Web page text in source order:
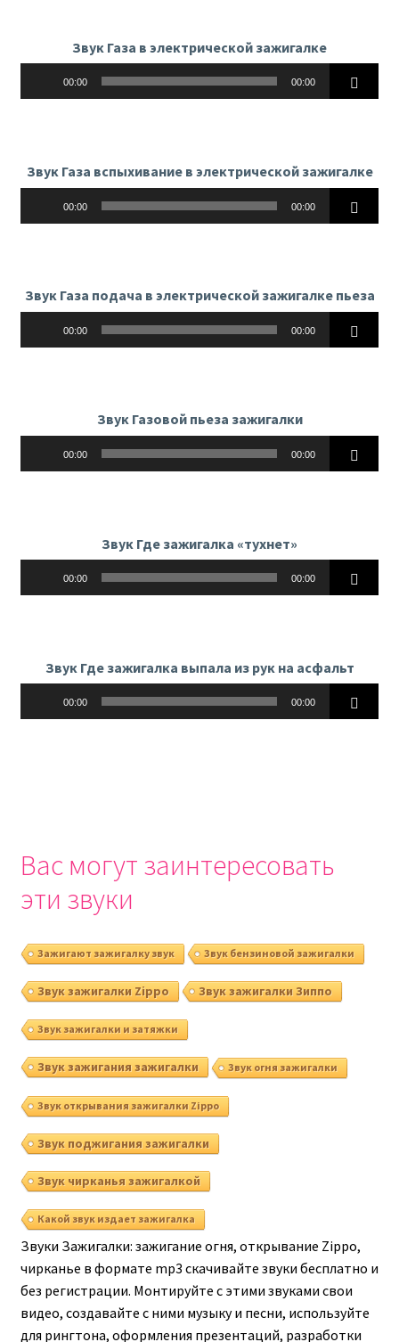
Звук Газа в электрической зажигалке
00:00 00:00
Звук Газа вспыхивание в электрической зажигалке
00:00 00:00
Звук Газа подача в электрической зажигалке пьеза
00:00 00:00
Звук Газовой пьеза зажигалки
00:00 00:00
Звук Где зажигалка «тухнет»
00:00 00:00
Звук Где зажигалка выпала из рук на асфальт
00:00 00:00
Вас могут заинтересовать
эти звуки
Зажигают зажигалку звук Звук бензиновой зажигалки
Звук зажигалки Zippo Звук зажигалки Зиппо
Звук зажигалки и затяжки
Звук зажигания зажигалки Звук огня зажигалки
Звук открывания зажигалки Zippo
Звук поджигания зажигалки
Звук чирканья зажигалкой
Какой звук издает зажигалка
Звуки Зажигалки: зажигание огня, открывание Zippo,
чирканье в формате mp3 скачивайте звуки бесплатно и
без регистрации. Монтируйте с этими звуками свои
видео, создавайте с ними музыку и песни, используйте
для рингтона, оформления презентаций, разработки